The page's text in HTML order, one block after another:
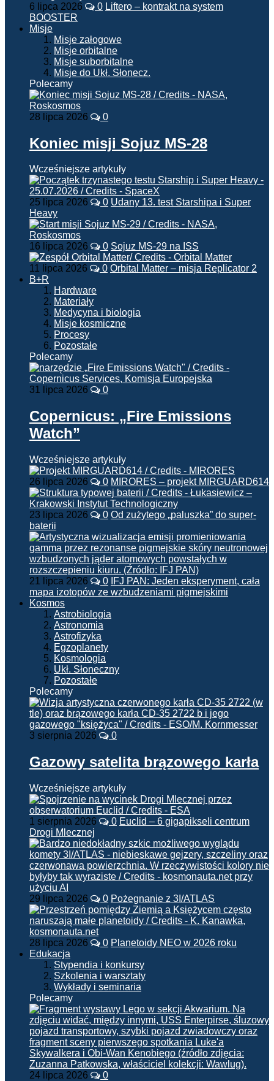
6 lipca 2026 0 Liftero – kontrakt na system
BOOSTER
Misje
Misje załogowe
Misje orbitalne
Misje suborbitalne
Misje do Ukł. Słonecz.
Polecamy
28 lipca 2026 0
Koniec misji Sojuz MS-28
Wcześniejsze artykuły
25 lipca 2026 0 Udany 13. test Starshipa i Super
Heavy
16 lipca 2026 0 Sojuz MS-29 na ISS
11 lipca 2026 0 Orbital Matter – misja Replicator 2
B+R
Hardware
Materiały
Medycyna i biologia
Misje kosmiczne
Procesy
Pozostałe
Polecamy
31 lipca 2026 0
Copernicus: „Fire Emissions
Watch”
Wcześniejsze artykuły
26 lipca 2026 0 MIRORES – projekt MIRGUARD614
23 lipca 2026 0 Od zużytego „paluszka” do super-
baterii
21 lipca 2026 0 IFJ PAN: Jeden eksperyment, cała
mapa izotopów ze wzbudzeniami pigmejskimi
Kosmos
Astrobiologia
Astronomia
Astrofizyka
Egzoplanety
Kosmologia
Ukł. Słoneczny
Pozostałe
Polecamy
3 sierpnia 2026 0
Gazowy satelita brązowego karła
Wcześniejsze artykuły
1 sierpnia 2026 0 Euclid – 6 gigapikseli centrum
Drogi Mlecznej
29 lipca 2026 0 Pożegnanie z 3I/ATLAS
28 lipca 2026 0 Planetoidy NEO w 2026 roku
Edukacja
Stypendia i konkursy
Szkolenia i warsztaty
Wykłady i seminaria
Polecamy
24 lipca 2026 0